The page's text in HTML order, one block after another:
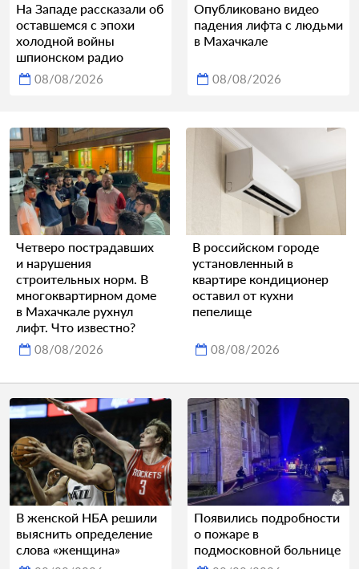
На Западе рассказали об
оставшемся с эпохи
холодной войны
шпионском радио
08/08/2026
Опубликовано видео
падения лифта с людьми
в Махачкале
08/08/2026
Четверо пострадавших
и нарушения
строительных норм. В
многоквартирном доме
в Махачкале рухнул
лифт. Что известно?
08/08/2026
В российском городе
установленный в
квартире кондиционер
оставил от кухни
пепелище
08/08/2026
В женской НБА решили
выяснить определение
слова «женщина»
Появились подробности
о пожаре в
подмосковной больнице